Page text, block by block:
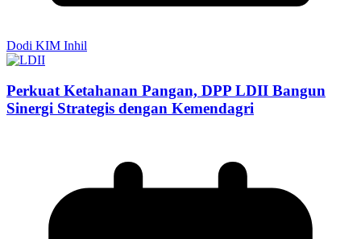
Dodi KIM Inhil
Perkuat Ketahanan Pangan, DPP LDII Bangun
Sinergi Strategis dengan Kemendagri